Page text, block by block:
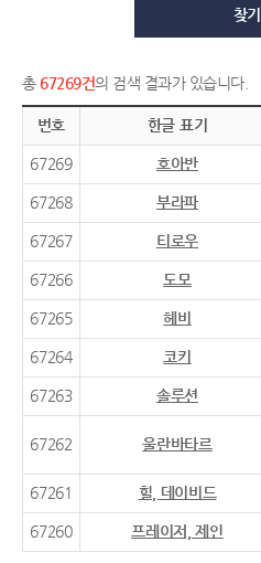
찾기
총 67269건의 검색 결과가 있습니다.
번호 한글 표기
67269 호아반
67268 부라파
67267 티로우
67266 도모
67265 헤비
67264 코키
67263 솔루션
67262 울란바타르
67261 힐, 데이비드
67260 프레이저, 제인